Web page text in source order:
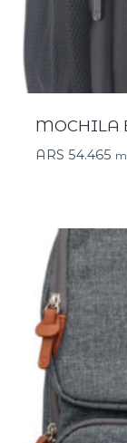
MOCHILA
ARS 54.465